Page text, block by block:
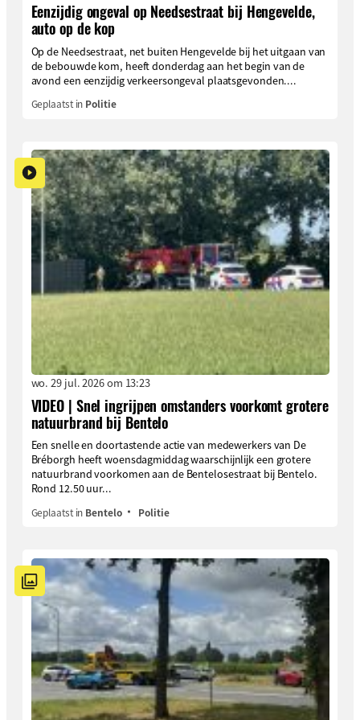
Eenzijdig ongeval op Needsestraat bij Hengevelde,
auto op de kop
Op de Needsestraat, net buiten Hengevelde bij het uitgaan van
de bebouwde kom, heeft donderdag aan het begin van de
avond een eenzijdig verkeersongeval plaatsgevonden....
Geplaatst in Politie
wo. 29 jul. 2026 om 13:23
VIDEO | Snel ingrijpen omstanders voorkomt grotere
natuurbrand bij Bentelo
Een snelle en doortastende actie van medewerkers van De
Bréborgh heeft woensdagmiddag waarschijnlijk een grotere
natuurbrand voorkomen aan de Bentelosestraat bij Bentelo.
Rond 12.50 uur...
Geplaatst in Bentelo Politie